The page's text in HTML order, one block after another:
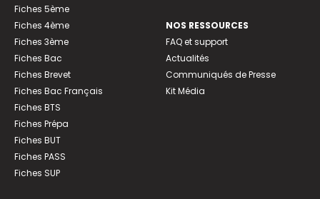
Fiches 5ème
Fiches 4ème
Fiches 3ème
Fiches Bac
Fiches Brevet
Fiches Bac Français
Fiches BTS
Fiches Prépa
Fiches BUT
Fiches PASS
Fiches SUP
NOS RESSOURCES
FAQ et support
Actualités
Communiqués de Presse
Kit Média